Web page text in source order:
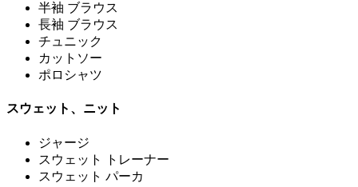
半袖 ブラウス
長袖 ブラウス
チュニック
カットソー
ポロシャツ
スウェット、ニット
ジャージ
スウェット トレーナー
スウェット パーカ